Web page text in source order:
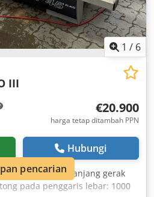
1 / 6
III
€20.900
harga tetap ditambah PPN
Hubungi
2011, Panjang gerak
pada penggaris lebar: 1000
pencarian